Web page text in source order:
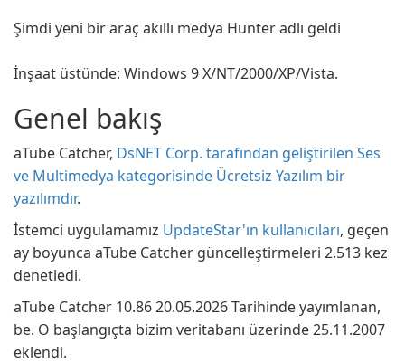
Şimdi yeni bir araç akıllı medya Hunter adlı geldi
İnşaat üstünde: Windows 9 X/NT/2000/XP/Vista.
Genel bakış
aTube Catcher, DsNET Corp. tarafından geliştirilen Ses
ve Multimedya kategorisinde Ücretsiz Yazılım bir
yazılımdır.
İstemci uygulamamız UpdateStar'ın kullanıcıları, geçen
ay boyunca aTube Catcher güncelleştirmeleri 2.513 kez
denetledi.
aTube Catcher 10.86 20.05.2026 Tarihinde yayımlanan,
be. O başlangıçta bizim veritabanı üzerinde 25.11.2007
eklendi.